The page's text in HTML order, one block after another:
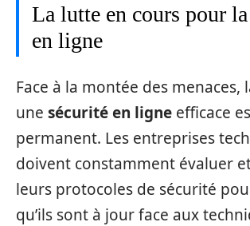
La lutte en cours pour
en ligne
Face à la montée des
une sécurité en ligne efficace
permanent. Les entreprises
doivent constamment évaluer
leurs protocoles de sécurité
qu’ils sont à jour face aux